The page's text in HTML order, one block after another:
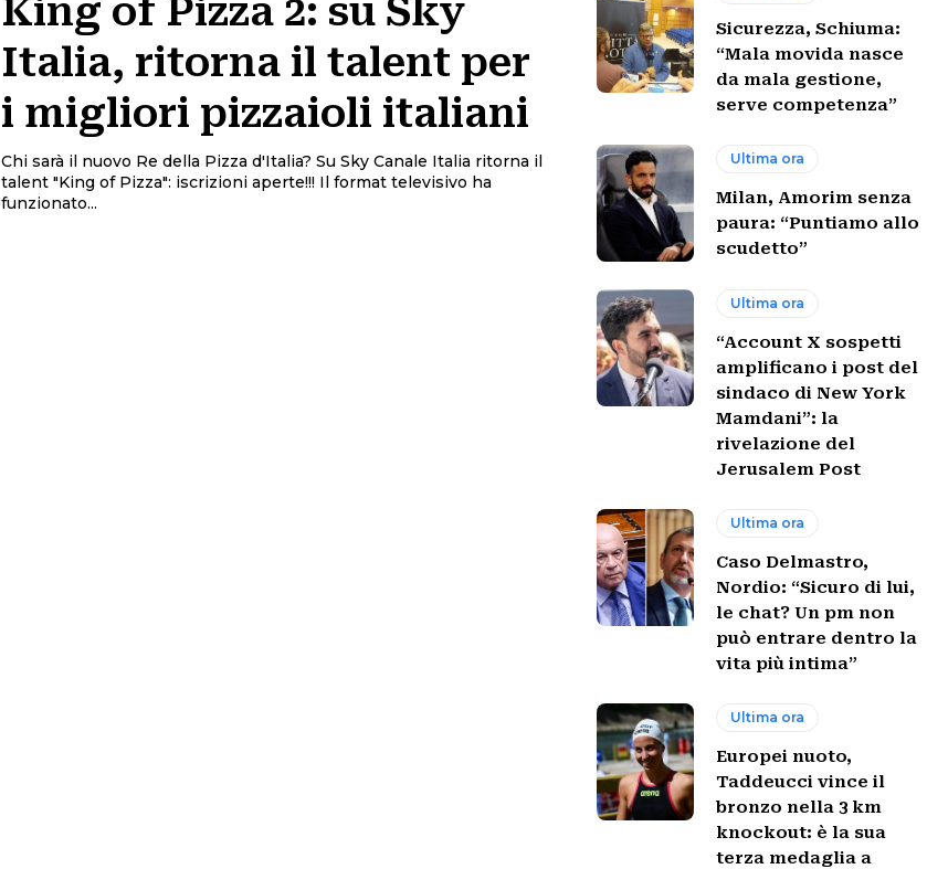
King of Pizza 2: su Sky
Italia, ritorna il talent per
i migliori pizzaioli italiani
Chi sarà il nuovo Re della Pizza d'Italia? Su Sky Canale Italia ritorna il
talent "King of Pizza": iscrizioni aperte!!! Il format televisivo ha
funzionato...
Sicurezza, Schiuma:
“Mala movida nasce
da mala gestione,
serve competenza”
Ultima ora
Milan, Amorim senza
paura: “Puntiamo allo
scudetto”
Ultima ora
“Account X sospetti
amplificano i post del
sindaco di New York
Mamdani”: la
rivelazione del
Jerusalem Post
Ultima ora
Caso Delmastro,
Nordio: “Sicuro di lui,
le chat? Un pm non
può entrare dentro la
vita più intima”
Ultima ora
Europei nuoto,
Taddeucci vince il
bronzo nella 3 km
knockout: è la sua
terza medaglia a